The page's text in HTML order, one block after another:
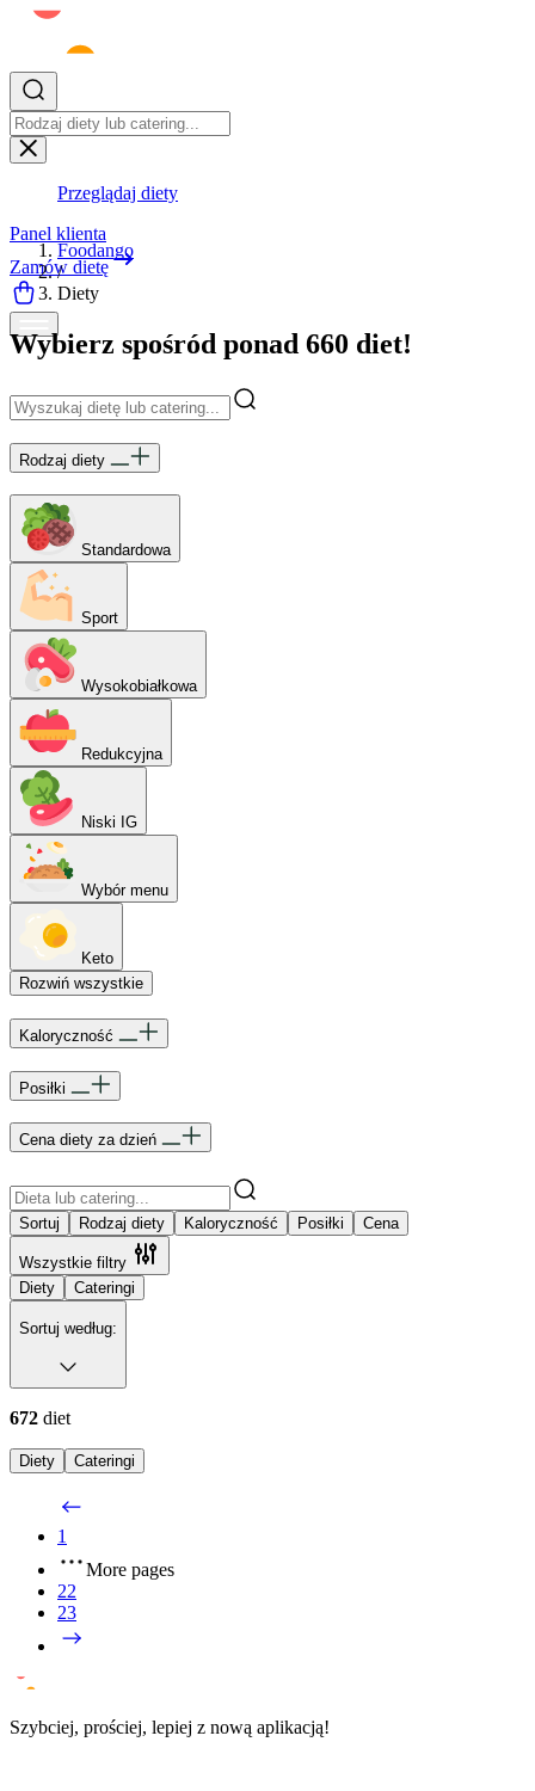
Przeglądaj diety
Panel klienta
Zamów dietę
Foodango
/
Diety
Wybierz spośród ponad 660 diet!
Rodzaj diety
Standardowa
Sport
Wysokobiałkowa
Redukcyjna
Niski IG
Wybór menu
Keto
Rozwiń wszystkie
Kaloryczność
Posiłki
Cena diety za dzień
Sortuj Rodzaj diety Kaloryczność Posiłki Cena
Wszystkie filtry
Diety
Cateringi
Sortuj według:
672 diet
Diety Cateringi
1
More pages
22
23
Szybciej, prościej, lepiej z nową aplikacją!